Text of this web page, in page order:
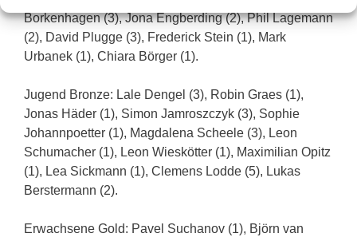
Borkenhagen (3), Jona Engberding (2), Phil Lagemann
(2), David Plugge (3), Frederick Stein (1), Mark
Urbanek (1), Chiara Börger (1).
Jugend Bronze: Lale Dengel (3), Robin Graes (1),
Jonas Häder (1), Simon Jamroszczyk (3), Sophie
Johannpoetter (1), Magdalena Scheele (3), Leon
Schumacher (1), Leon Wieskötter (1), Maximilian Opitz
(1), Lea Sickmann (1), Clemens Lodde (5), Lukas
Berstermann (2).
Erwachsene Gold: Pavel Suchanov (1), Björn van